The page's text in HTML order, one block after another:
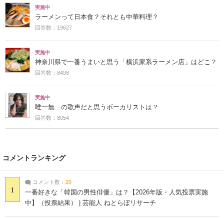
実施中
ラーメンって日本食？それとも中華料理？
回答数：19627
実施中
神奈川県で一番うまいと思う「横浜家系ラーメン店」はどこ？
回答数：8498
実施中
唯一無二の歌声だと思うボーカリストは？
回答数：8054
コメントランキング
1
コメント数： 20
一番好きな「韓国の男性俳優」は？【2026年版・人気投票実施
中】（投票結果） | 芸能人 ねとらぼリサーチ